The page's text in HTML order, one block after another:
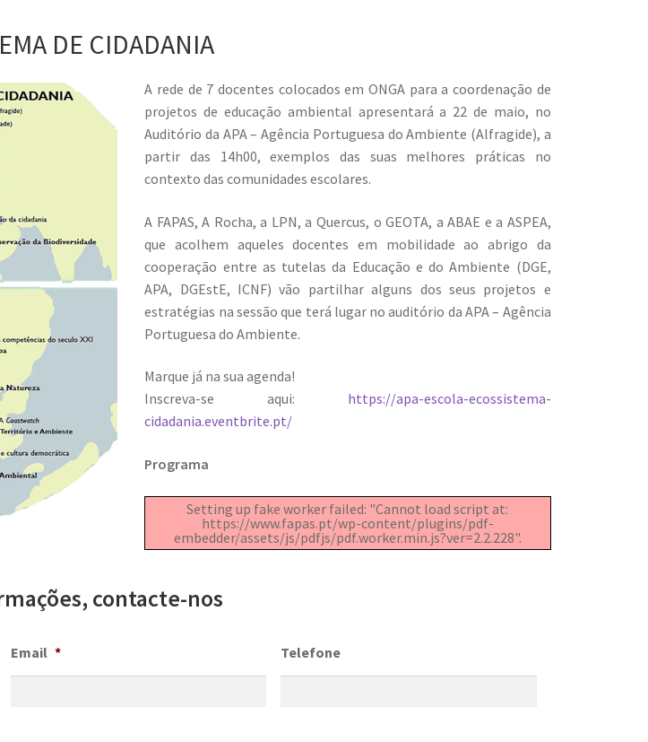
DE CIDADANIA
A rede de 7 docentes colocados em ONGA para a coordenação de
projetos de educação ambiental apresentará a 22 de maio, no
Auditório da APA – Agência Portuguesa do Ambiente (Alfragide), a
partir das 14h00, exemplos das suas melhores práticas no
contexto das comunidades escolares.
A FAPAS, A Rocha, a LPN, a Quercus, o GEOTA, a ABAE e a ASPEA,
que acolhem aqueles docentes em mobilidade ao abrigo da
cooperação entre as tutelas da Educação e do Ambiente (DGE,
APA, DGEstE, ICNF) vão partilhar alguns dos seus projetos e
estratégias na sessão que terá lugar no auditório da APA – Agência
Portuguesa do Ambiente.
Marque já na sua agenda!
Inscreva-se aqui: https://apa-escola-ecossistema-
cidadania.eventbrite.pt/
Programa
Setting up fake worker failed: "Cannot load script at:
https://www.fapas.pt/wp-content/plugins/pdf-
embedder/assets/js/pdfjs/pdf.worker.min.js?ver=2.2.228".
contacte-nos
Email * Telefone